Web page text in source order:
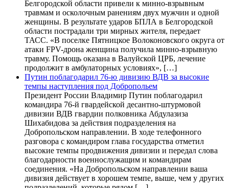
Белгородской области привели к минно-взрывным
травмам и осколочным ранениям двух мужчин и одной
женщины. В результате ударов БПЛА в Белгородской
области пострадали три мирных жителя, передает
ТАСС. «В поселке Пятницкое Волоконовского округа от
атаки FPV-дрона женщина получила минно-взрывную
травму. Помощь оказана в Валуйской ЦРБ, лечение
продолжит в амбулаторных условиях», […]
Путин поблагодарил 76-ю дивизию ВДВ за высокие
темпы наступления под Добропольем
Президент России Владимир Путин поблагодарил
командира 76-й гвардейской десантно-штурмовой
дивизии ВДВ гвардии полковника Абдулазиза
Шихабидова за действия подразделения на
Добропольском направлении. В ходе телефонного
разговора с командиром глава государства отметил
высокие темпы продвижения дивизии и передал слова
благодарности военнослужащим и командирам
соединения. «На Добропольском направлении ваша
дивизия действует в хорошем темпе, выше, чем у других